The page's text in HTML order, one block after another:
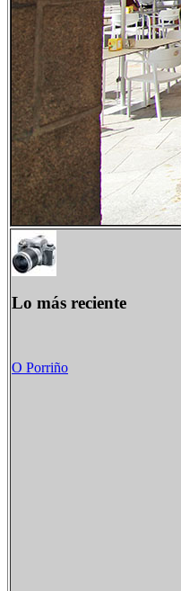
Lo más reciente
O Porriño